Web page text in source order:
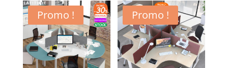
Promo ! Promo !